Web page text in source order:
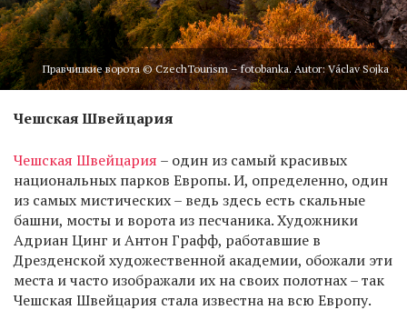
Правчицкие ворота © CzechTourism – fotobanka. Autor: Václav Sojka
Чешская Швейцария
Чешская Швейцария – один из самый красивых
национальных парков Европы. И, определенно, один
из самых мистических – ведь здесь есть скальные
башни, мосты и ворота из песчаника. Художники
Адриан Цинг и Антон Графф, работавшие в
Дрезденской художественной академии, обожали эти
места и часто изображали их на своих полотнах – так
Чешская Швейцария стала известна на всю Европу.